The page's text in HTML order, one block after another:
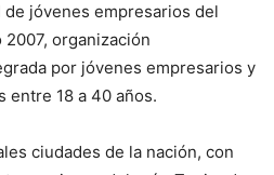
de jóvenes empresarios del
organización
por jóvenes empresarios y
entre 18 a 40 años.
ciudades de la nación, con